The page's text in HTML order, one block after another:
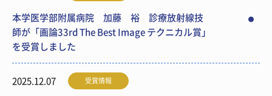
本学医学部附属病院 加藤 裕 診療放射線技
師が「画論33rd The Best Image テクニカル賞」
を受賞しました
2025.12.07 受賞情報